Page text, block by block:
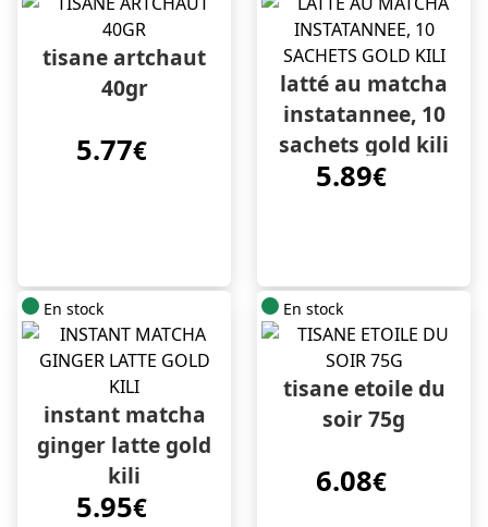
tisane artchaut
40gr
5.77€
latté au matcha
instatannee, 10
sachets gold kili
5.89€
En stock
instant matcha
ginger latte gold
kili
5.95€
En stock
tisane etoile du
soir 75g
6.08€